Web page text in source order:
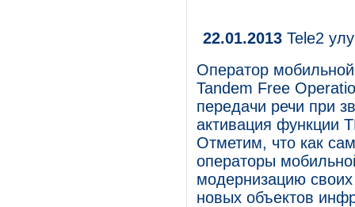
22.01.2013 Tele2
Оператор
Tandem Free
передачи речи при
активация функции
Отметим, что как
операторы
модернизацию своих
новых объектов